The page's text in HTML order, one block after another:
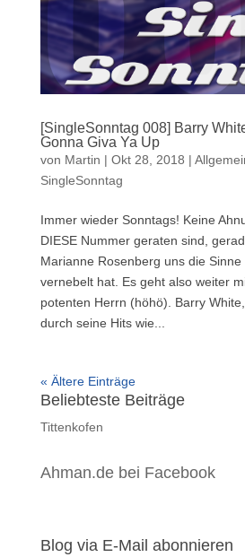
[SingleSonntag 008] Barry
Gonna Giva Ya Up
von Martin | Okt 28, 2018 |
SingleSonntag
Immer wieder Sonntags! Keine
DIESE Nummer geraten sind,
Marianne Rosenberg uns die
vernebelt hat. Es geht also weiter
potenten Herrn (höhö). Barry
durch seine Hits wie...
« Ältere Einträge
Beliebteste Beiträge
Tittenkofen
Ahman.de bei Facebook
Blog via E-Mail abonnieren